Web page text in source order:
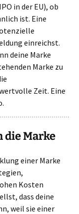
in der EU), ob
ist. Eine
einreichst.
deine Marke
Marke zu
Zeit. Eine
die Marke
einer Marke
Kosten
dass deine
weil sie einer